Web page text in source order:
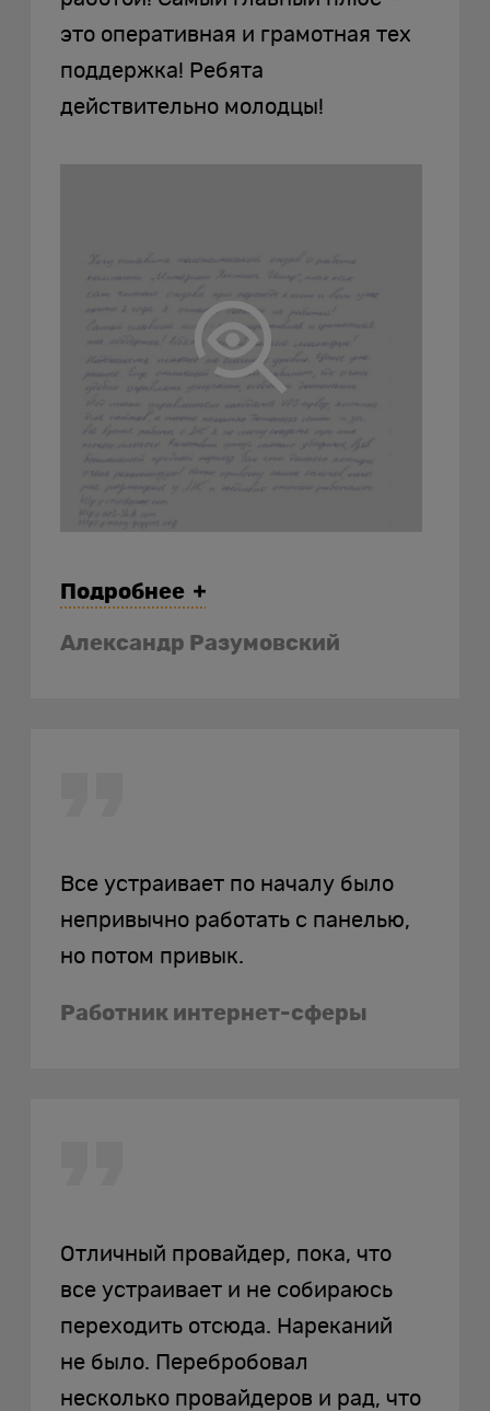
это оперативная и грамотная тех
поддержка! Ребята
действительно молодцы!
Подробнее
https://creedgame.com
https://art-shik.com
Александр Разумовский
Все устраивает по началу было
непривычно работать с панелью,
но потом привык.
Работник интернет-сферы
Отличный провайдер, пока, что
все устраивает и не собираюсь
переходить отсюда. Нареканий
не было. Перебробовал
несколько провайдеров и рад, что